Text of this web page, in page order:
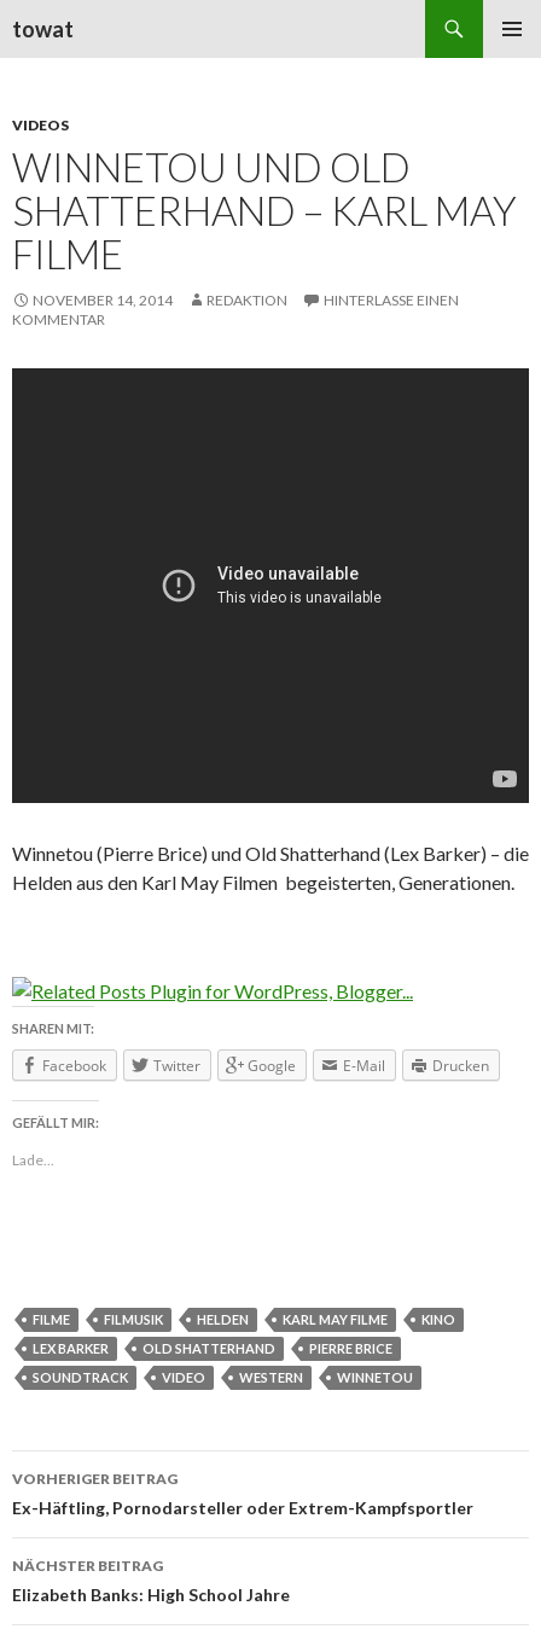
towat
VIDEOS
WINNETOU UND OLD
SHATTERHAND – KARL MAY
FILME
NOVEMBER 14, 2014 REDAKTION
HINTERLASSE EINEN
KOMMENTAR
Winnetou (Pierre Brice) und Old Shatterhand (Lex Barker) – die
Helden aus den Karl May Filmen begeisterten, Generationen.
SHAREN MIT:
Facebook Twitter Google E-Mail Drucken
GEFÄLLT MIR:
Lade...
FILME FILMUSIK HELDEN KARL MAY FILME
KINO
LEX BARKER
OLD SHATTERHAND
PIERRE BRICE
SOUNDTRACK
VIDEO WESTERN WINNETOU
Beitragsnavigation
VORHERIGER BEITRAG
Ex-Häftling, Pornodarsteller oder Extrem-Kampfsportler
NÄCHSTER BEITRAG
Elizabeth Banks: High School Jahre